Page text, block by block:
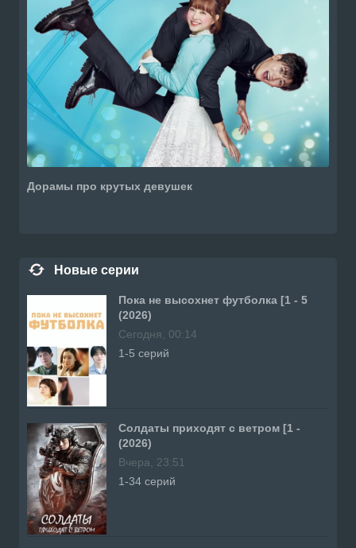
Дорамы про крутых девушек
Новые серии
Пока не высохнет футболка [1 - 5
(2026)
Сегодня, 00:14
1-5 серий
Солдаты приходят с ветром [1 -
(2026)
Вчера, 23:51
1-34 серий